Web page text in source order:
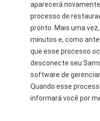
aparecerá
processo de
pronto. Mais uma
minutos e, como
que esse processo
desconecte seu
software de
Quando esse
informará você por